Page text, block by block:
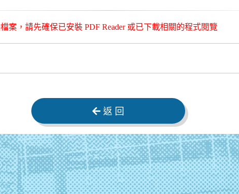
案，請先確保已安裝 PDF Reader 或已下載相關的程式閱覽
返 回